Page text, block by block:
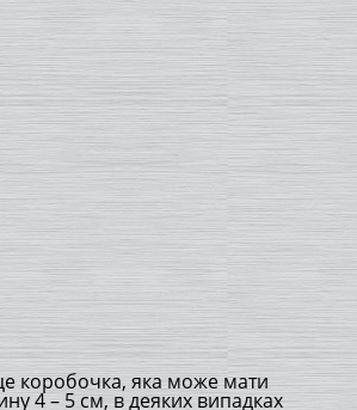
коробочка, яка може мати
4 – 5 см, в деяких випадках